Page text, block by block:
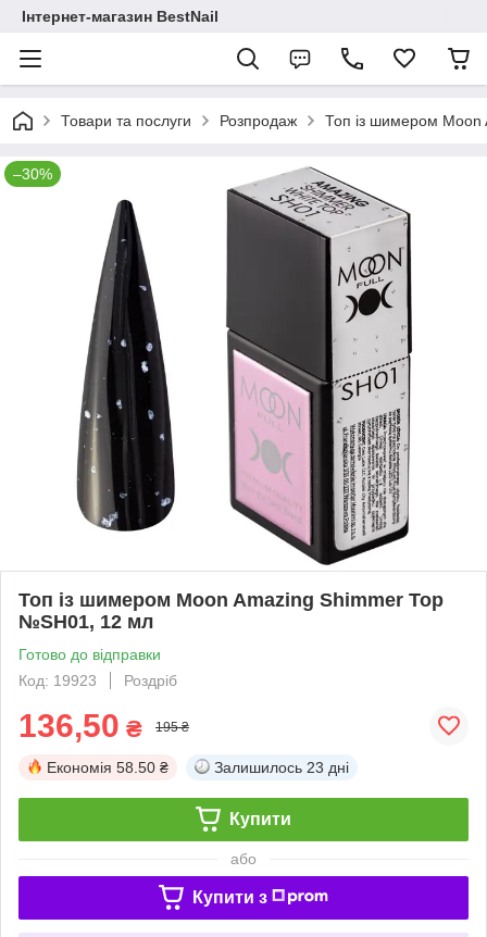
Інтернет-магазин BestNail
Товари та послуги Розпродаж Топ із шимером
–30%
Топ із шимером Moon Amazing Shimmer Top
№SH01, 12 мл
Готово до відправки
Код: 19923
Роздріб
136,50 ₴ 195 ₴
Економія 58.50 ₴ Залишилось 23 дні
Купити
або
Купити з